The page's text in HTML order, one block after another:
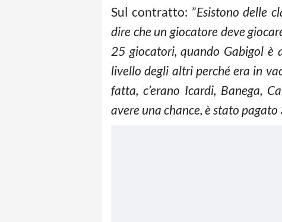
Sul contratto: ”Esistono delle
dire che un giocatore deve
25 giocatori, quando Gabigol
livello degli altri perché era in
fatta, c’erano Icardi, Banega,
avere una chance, è stato pagato